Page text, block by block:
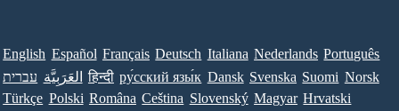
English Español Français Deutsch Italiana Nederlands Português
עברית العَرَبِيَّة हिन्दी ру́сский язы́к Dansk Svenska Suomi Norsk
Türkçe Polski Româna Ceština Slovenský Magyar Hrvatski